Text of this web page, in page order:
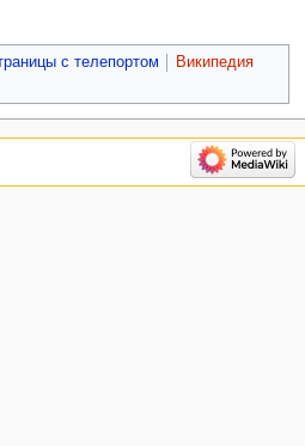
с телепортом
Википедия